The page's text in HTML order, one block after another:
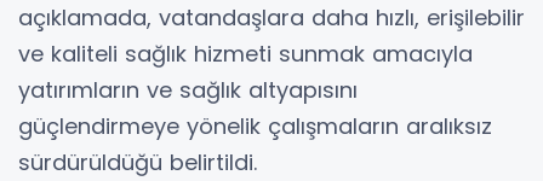
açıklamada, vatandaşlara daha hızlı, erişilebilir
ve kaliteli sağlık hizmeti sunmak amacıyla
yatırımların ve sağlık altyapısını
güçlendirmeye yönelik çalışmaların aralıksız
sürdürüldüğü belirtildi.